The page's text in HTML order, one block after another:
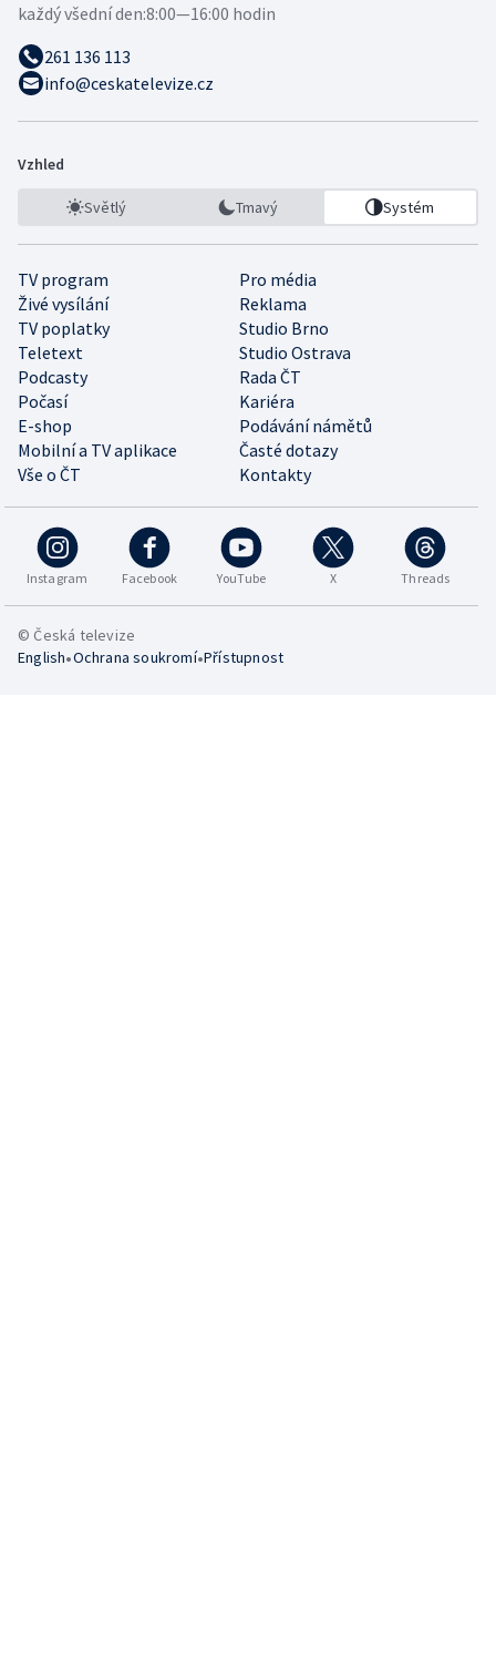
každý všední den:8:00—16:00 hodin
261 136 113
info@ceskatelevize.cz
Vzhled
Světlý Tmavý Systém
TV program
Pro média
Živé vysílání
Reklama
TV poplatky
Studio Brno
Teletext
Studio Ostrava
Podcasty
Rada ČT
Počasí
Kariéra
E-shop
Podávání námětů
Mobilní a TV aplikace
Časté dotazy
Vše o ČT
Kontakty
Instagram Facebook YouTube X Threads
© Česká televize
English•Ochrana soukromí•Přístupnost